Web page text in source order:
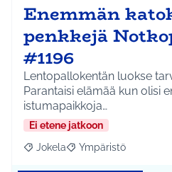
Enemmän
penkkejä
#1196
Lentopallokentän luokse
Parantaisi elämää kun olisi
istumapaikkoja…
Ei etene jatkoon
Rajaa tulokset aihepiirin
Jokela Rajaa tulokset
Ympäristö